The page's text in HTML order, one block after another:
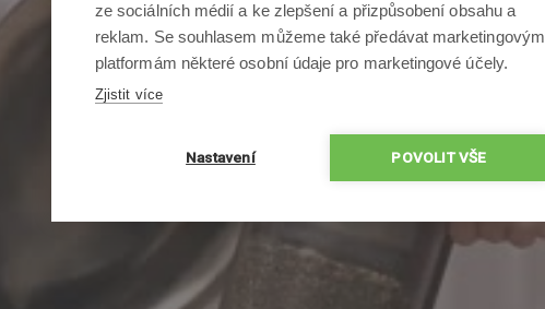
ze sociálních médií a ke zlepšení a přizpůsobení obsahu a
reklam. Se souhlasem můžeme také předávat marketingovým
platformám některé osobní údaje pro marketingové účely.
Zjistit více
Nastavení POVOLIT VŠE